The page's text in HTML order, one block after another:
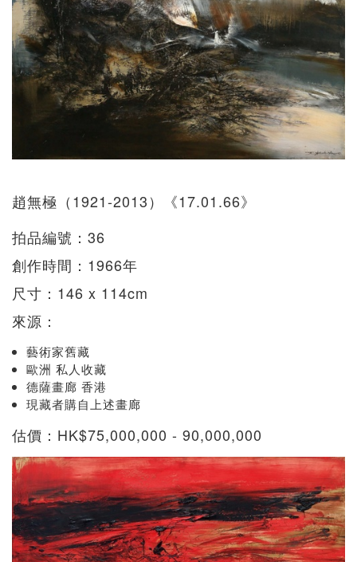
趙無極（1921-2013）《17.01.66》
拍品編號：36
創作時間：1966年
尺寸：146 x 114cm
來源：
藝術家舊藏
歐洲 私人收藏
德薩畫廊 香港
現藏者購自上述畫廊
估價：HK$75,000,000 - 90,000,000